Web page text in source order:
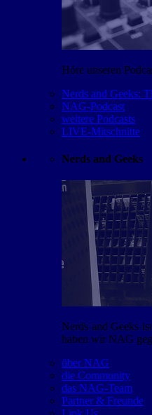
Höre unseren
Nerds and Geeks:
NAG-Podcast
weitere Podcasts
LIVE-Mitschnitte
Nerds and Geeks
Nerds and Geeks
haben wir NAG
über NAG
die Community
das NAG-Team
Partner & Freunde